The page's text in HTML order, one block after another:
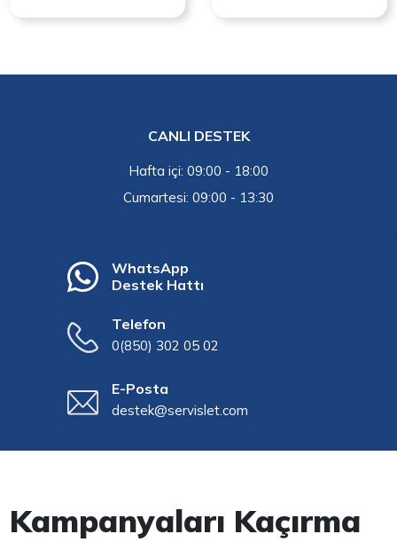
CANLI DESTEK
Hafta içi: 09:00 - 18:00
Cumartesi: 09:00 - 13:30
WhatsApp
Destek Hattı
Telefon
0(850) 302 05 02
E-Posta
destek@servislet.com
Kampanyaları Kaçırma